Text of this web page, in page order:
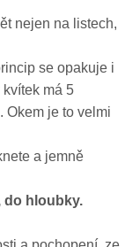
nejen na listech,
se opakuje i
má 5
Okem je to velmi
a jemně
do hloubky.